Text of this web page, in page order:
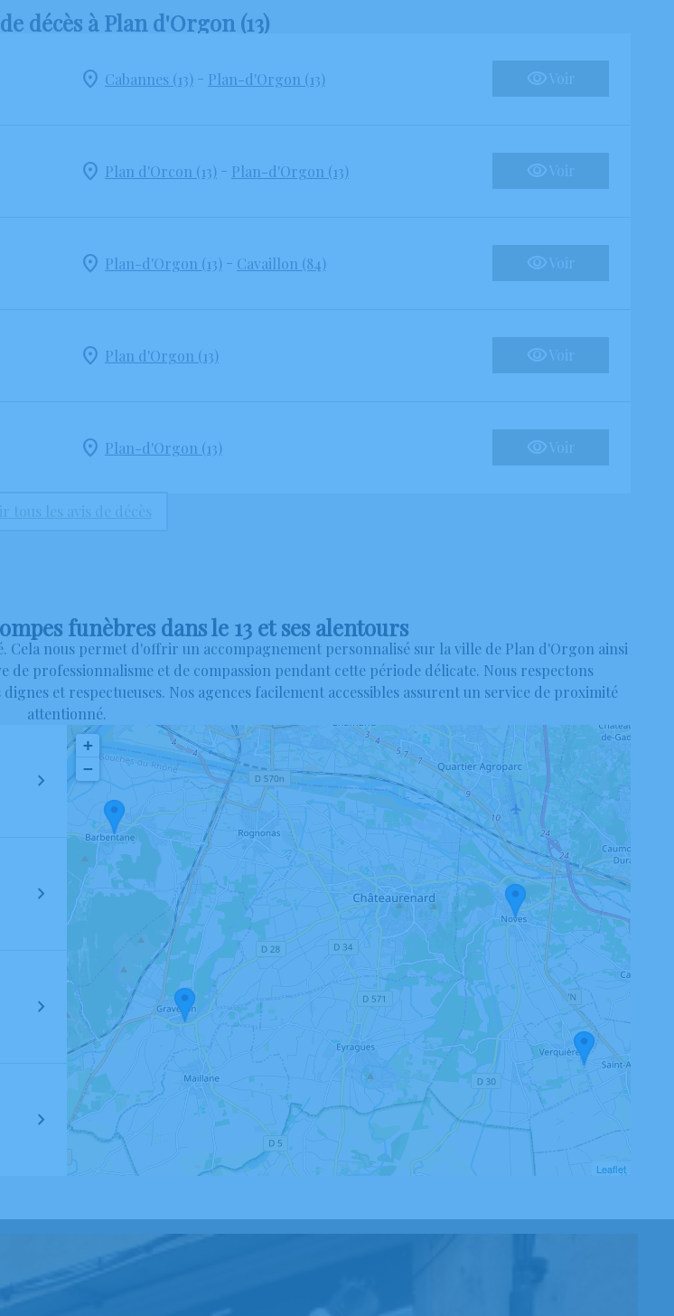
décès à Plan d'Orgon (13)
Cabannes (13) - Plan-d'Orgon (13) Voir
Plan d'Orcon (13) - Plan-d'Orgon (13) Voir
Plan-d'Orgon (13) - Cavaillon (84) Voir
Plan d'Orgon (13) Voir
Plan-d'Orgon (13) Voir
tous les avis de décès
funèbres dans le 13 et ses alentours
Cela nous permet d'offrir un accompagnement personnalisé sur la ville de Plan d'Orgon ainsi
de professionnalisme et de compassion pendant cette période délicate. Nous respectons
et respectueuses. Nos agences facilement accessibles assurent un service de proximité
attentionné.
+
−
Leaflet